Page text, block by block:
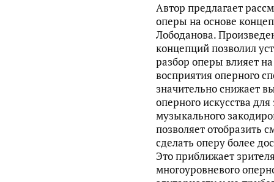
Автор предлагает
оперы на основе
Лободанова.
концепций позволил
разбор оперы влияет
восприятия оперного
значительно снижает
оперного искусства
музыкального
позволяет отобразить
сделать оперу более
Это приближает
многоуровневого